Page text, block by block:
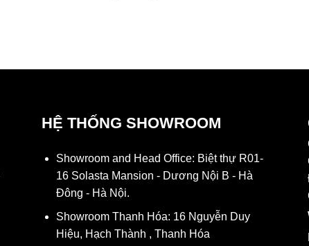
HỆ THỐNG SHOWROOM
Showroom and Head Office: Biệt thự R01-
16 Solasta Mansion - Dương Nội B - Hà
Đông - Hà Nội.
Showroom Thanh Hóa: 16 Nguyễn Duy
Hiệu, Hạch Thành , Thanh Hóa